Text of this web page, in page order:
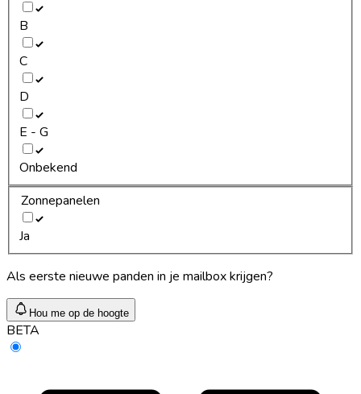
B
C
D
E - G
Onbekend
Zonnepanelen
Ja
Als eerste nieuwe panden in je mailbox krijgen?
Hou me op de hoogte
BETA